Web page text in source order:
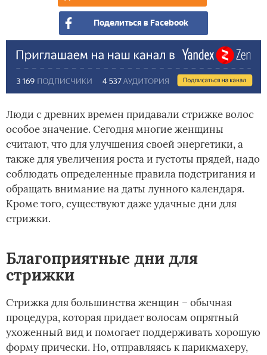
Поделиться в Facebook
Люди с древних времен придавали стрижке волос
особое значение. Сегодня многие женщины
считают, что для улучшения своей энергетики, а
также для увеличения роста и густоты прядей, надо
соблюдать определенные правила подстригания и
обращать внимание на даты лунного календаря.
Кроме того, существуют даже удачные дни для
стрижки.
Благоприятные дни для
стрижки
Стрижка для большинства женщин – обычная
процедура, которая придает волосам опрятный
ухоженный вид и помогает поддерживать хорошую
форму прически. Но, отправляясь к парикмахеру,